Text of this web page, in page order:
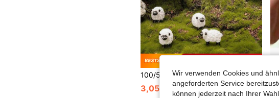
100/50/20/10/1 Stück Mini weiße Schaf Statue, Harz Moos Garten Dekoration, Innen-/Außen DIY Landschaftsdekoration, geeignet für Feengarten, Zuhause, Feengarten Miniaturlandschaft, langanhaltend Innendekoration, Ramadan Festdekoration
3,05€ 3,07€
Wir verwenden Cookies und
angeforderten Service
können jederzeit nach Ihrer